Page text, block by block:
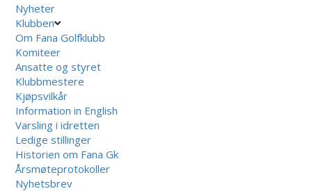
Nyheter
Klubben
Om Fana Golfklubb
Komiteer
Ansatte og styret
Klubbmestere
Kjøpsvilkår
Information in English
Varsling i idretten
Ledige stillinger
Historien om Fana Gk
Årsmøteprotokoller
Nyhetsbrev